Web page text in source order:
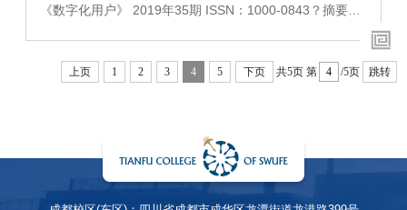
对高校的财会课程教学方法和教学手段改革...
《数字化用户》 2019年35期 ISSN：1000-0843？摘要：
法，树立学生自信、自律、自主自助的精神，培养学生社
会责任感、创新精神、实践能力，人才培养创新不仅要在
教学活动中开展，更要在学生管理上从学生发展的源头去
上页 1 2 3 4 5 下页 共5页 第 /5页 跳转